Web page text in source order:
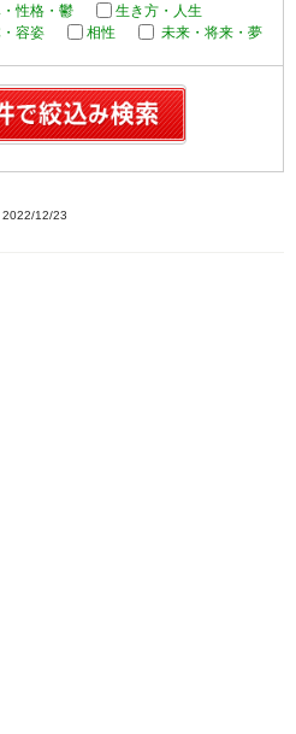
性格・鬱
生き方・人生
容姿
相性
未来・将来・夢
2022/12/23